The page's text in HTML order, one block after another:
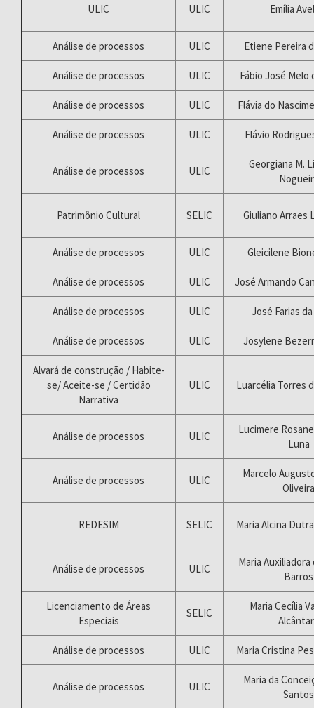
ULIC ULIC Emília
Análise de processos ULIC Etiene Pereira
Análise de processos ULIC Fábio José Melo
Análise de processos ULIC Flávia do
Análise de processos ULIC Flávio
Análise de processos ULIC
Georgiana M.
Patrimônio Cultural SELIC Giuliano Arraes
Análise de processos ULIC Gleicilene
Análise de processos ULIC José Armando
Análise de processos ULIC José Farias da
Análise de processos ULIC Josylene
Alvará de construção / Habite-
se/ Aceite-se / Certidão
Narrativa
ULIC Luarcélia Torres
Análise de processos ULIC
Lucimere
Luna
Análise de processos ULIC
Marcelo
Oliveira
REDESIM SELIC Maria Alcina
Análise de processos ULIC
Maria Auxiliadora
Barros
Licenciamento de Áreas
Especiais
SELIC
Maria Cecília
Análise de processos ULIC Maria Cristina
Análise de processos ULIC
Maria da
Santos